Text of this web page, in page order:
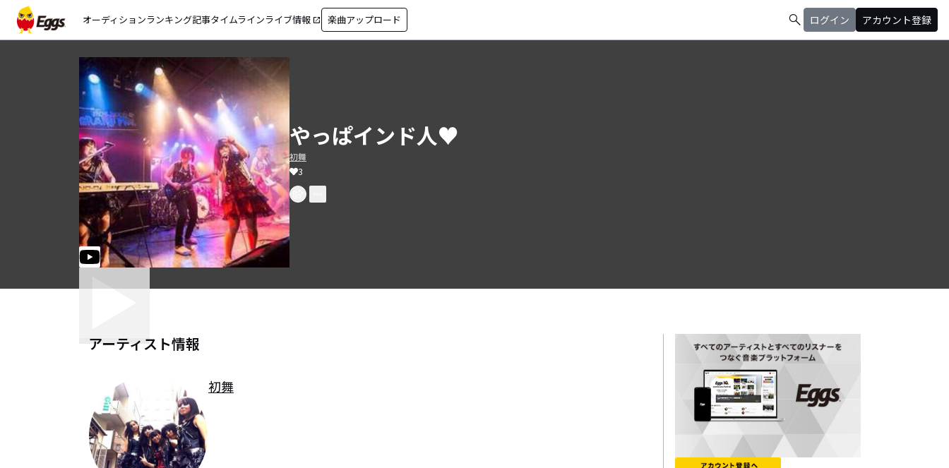
オーディションランキング記事タイムラインライブ情報 open_in_new 楽曲アップロード search ログイン アカウント登録
やっぱインド人♥︎
初舞
3
アーティスト情報
初舞